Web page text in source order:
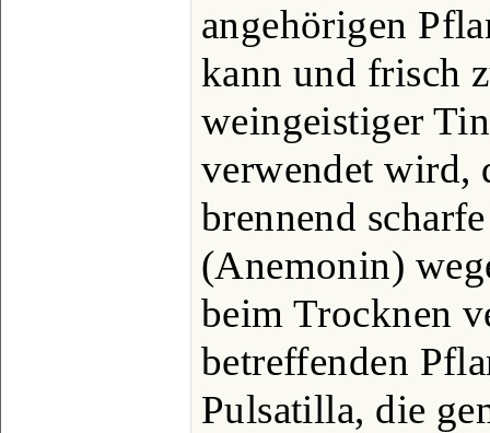
angehörigen
kann und frisch
weingeistiger
verwendet wird,
brennend
(Anemonin)
beim Trocknen
betreffenden
Pulsatilla, die